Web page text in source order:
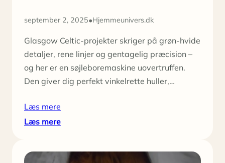
september 2, 2025•Hjemmeunivers.dk
Glasgow Celtic-projekter skriger på grøn-hvide
detaljer, rene linjer og gentagelig præcision –
og her er en søjleboremaskine uovertruffen.
Den giver dig perfekt vinkelrette huller,…
Læs mere
Læs mere: